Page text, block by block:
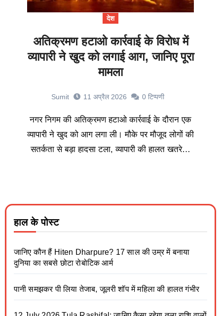
देश
अतिक्रमण हटाओ कार्रवाई के विरोध में
व्यापारी ने खुद को लगाई आग, जानिए पूरा
मामला
Sumit 11 अप्रैल 2026 0 टिप्पणी
नगर निगम की अतिक्रमण हटाओ कार्रवाई के दौरान एक
व्यापारी ने खुद को आग लगा ली। मौके पर मौजूद लोगों की
सतर्कता से बड़ा हादसा टला, व्यापारी की हालत खतरे…
हाल के पोस्ट
जानिए कौन हैं Hiten Dharpure? 17 साल की उम्र में बनाया
दुनिया का सबसे छोटा रोबोटिक आर्म
पानी समझकर पी लिया तेजाब, जूलरी शॉप में महिला की हालत गंभीर